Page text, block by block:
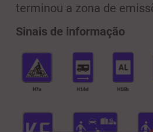
terminou a zona de
Sinais de informação